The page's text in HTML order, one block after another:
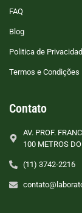
FAQ
Blog
Politica de
Termos e Condições
Contato
AV. PROF.
100 METROS
(11) 3742-2216